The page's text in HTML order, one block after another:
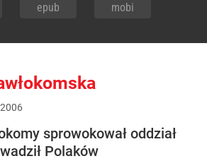
epub mobi
2006
sprowokował oddział
Polaków